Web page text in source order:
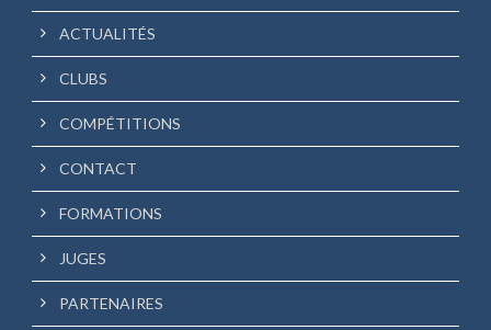
ACTUALITÉS
CLUBS
COMPÉTITIONS
CONTACT
FORMATIONS
JUGES
PARTENAIRES